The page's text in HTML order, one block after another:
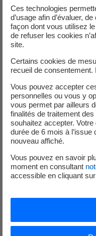
puissance
Contrat d'accès au
Modèle de mandat de
raccordement d’un ou
Installations
Convention de
Réalisation sous
Modèle de mandat de
Ces technologies
d’usage afin d’évaluer,
façon dont vous utilisez
de refuser les cookies
site.
Certains cookies de
recueil de consentement.
Vous pouvez accepter
personnelles ou vous y
vous permet par ailleurs
finalités de traitement
souhaitez accepter.
durée de 6 mois à
nouveau affiché.
Vous pouvez en savoir
moment en consultant
accessible en cliquant